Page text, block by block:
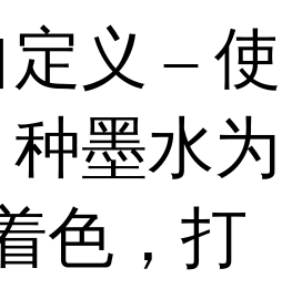
义 – 使
种墨水为
色，打